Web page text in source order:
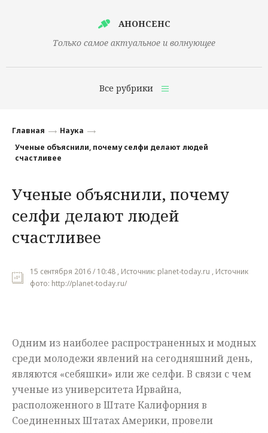
АНОНСЕНС
Только самое актуальное и волнующее
Все рубрики
Финансы
Наука
Культура
Общество
Мнения
Главная
Наука
Ученые объяснили, почему селфи делают людей
счастливее
Ученые объяснили, почему
селфи делают людей
счастливее
15 сентября 2016 / 10:48 , Источник: planet-today.ru , Источник
фото: http://planet-today.ru/
Одним из наиболее распространенных и модных
среди молодежи явлений на сегодняшний день,
являются «себяшки» или же селфи. В связи с чем
ученые из университета Ирвайна,
расположенного в Штате Калифорния в
Соединенных Штатах Америки, провели